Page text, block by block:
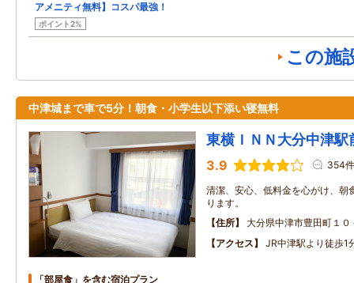
アメニティ無料】コスパ最強！
ポイント2%
この施
中津城まで車で5分！朝食・小学生以下添い寝無料
東横ＩＮＮ大分中津駅
3.9 354件
清潔、安心、低料金を心がけ、朝
ります。
住所
大分県中津市豊田町１０
アクセス
JR中津駅より徒歩1
「部屋食」を含む宿泊プラン